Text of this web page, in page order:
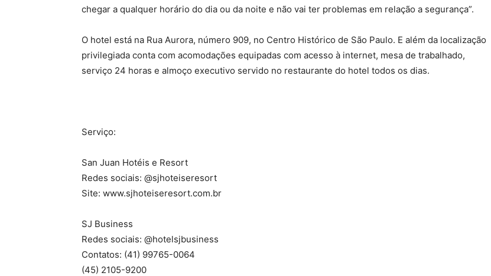
chegar a qualquer horário do dia ou da noite e não vai ter problemas em relação a segurança”.
O hotel está na Rua Aurora, número 909, no Centro Histórico de São Paulo. E além da localização
privilegiada conta com acomodações equipadas com acesso à internet, mesa de trabalhado,
serviço 24 horas e almoço executivo servido no restaurante do hotel todos os dias.
Serviço:
San Juan Hotéis e Resort
Redes sociais: @sjhoteiseresort
Site: www.sjhoteiseresort.com.br
SJ Business
Redes sociais: @hotelsjbusiness
Contatos: (41) 99765-0064
(45) 2105-9200